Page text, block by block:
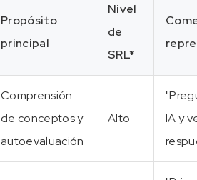
Propósito
principal
Nivel
de
SRL*
Comprensión
de conceptos y
autoevaluación
Alto
IA y